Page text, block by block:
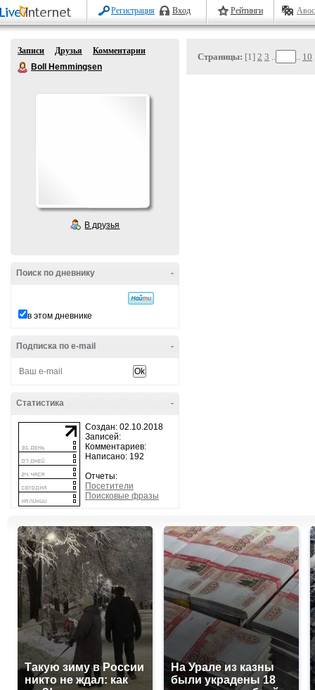
Регистрация Вход Рейтинги
Записи Друзья
Комментарии
Boll Hemmingsen
В друзья
-
Поиск по дневнику
в этом дневнике
-
Подписка по e-mail
-
Статистика
Создан: 02.10.2018
Записей:
Комментариев:
Написано: 192
Отчеты:
Посетители
Поисковые фразы
Страницы: [1] 2 3 .. .. 10
Такую зиму в России
никто не ждал: как
На Урале из казны
были украдены 18